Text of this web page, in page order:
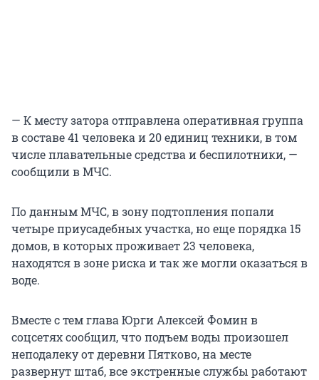
— К месту затора отправлена оперативная группа
в составе 41 человека и 20 единиц техники, в том
числе плавательные средства и беспилотники, —
сообщили в МЧС.
По данным МЧС, в зону подтопления попали
четыре приусадебных участка, но еще порядка 15
домов, в которых проживает 23 человека,
находятся в зоне риска и так же могли оказаться в
воде.
Вместе с тем глава Юрги Алексей Фомин в
соцсетях сообщил, что подъем воды произошел
неподалеку от деревни Пятково, на месте
развернут штаб, все экстренные службы работают